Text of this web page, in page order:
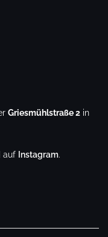
Griesmühlstraße 2 in
auf Instagram.